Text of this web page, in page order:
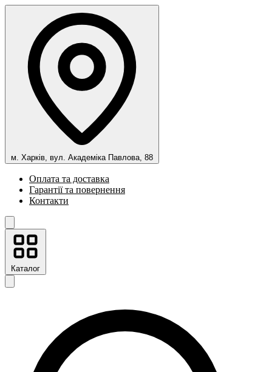
м. Харків, вул. Академіка Павлова, 88
Оплата та доставка
Гарантії та повернення
Контакти
Каталог